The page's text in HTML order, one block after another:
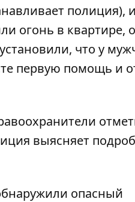
полиция),
огонь в квартире,
что у
первую помощь и
выясняет
опасный